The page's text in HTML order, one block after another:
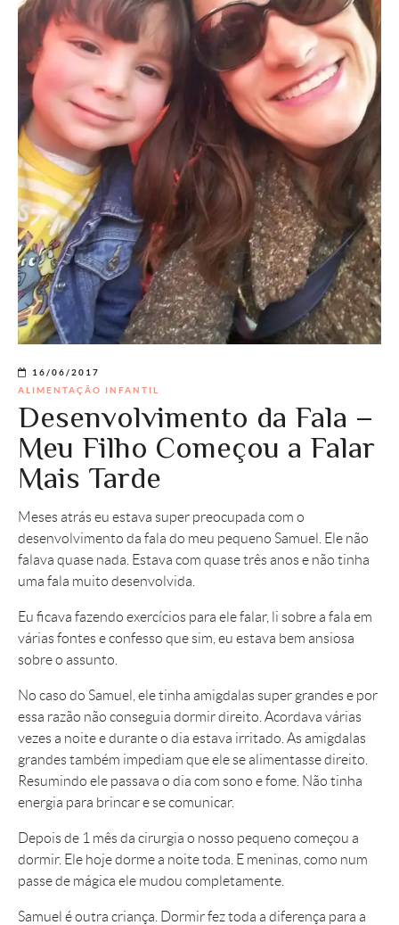
16/06/2017
ALIMENTAÇÃO INFANTIL
Desenvolvimento da Fala –
Meu Filho Começou a Falar
Mais Tarde
Meses atrás eu estava super preocupada com o
desenvolvimento da fala do meu pequeno Samuel. Ele não
falava quase nada. Estava com quase três anos e não tinha
uma fala muito desenvolvida.
Eu ficava fazendo exercícios para ele falar, li sobre a fala em
várias fontes e confesso que sim, eu estava bem ansiosa
sobre o assunto.
No caso do Samuel, ele tinha amigdalas super grandes e por
essa razão não conseguia dormir direito. Acordava várias
vezes a noite e durante o dia estava irritado. As amigdalas
grandes também impediam que ele se alimentasse direito.
Resumindo ele passava o dia com sono e fome. Não tinha
energia para brincar e se comunicar.
Depois de 1 mês da cirurgia o nosso pequeno começou a
dormir. Ele hoje dorme a noite toda. E meninas, como num
passe de mágica ele mudou completamente.
Samuel é outra criança. Dormir fez toda a diferença para a